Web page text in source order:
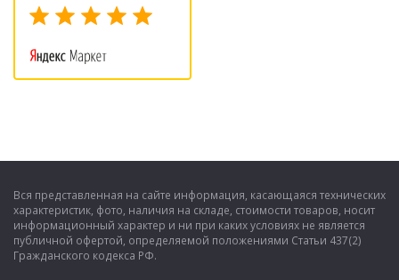
Вся представленная на сайте информация, касающаяся технических
характеристик, фото, наличия на складе, стоимости товаров, носит
информационный характер и ни при каких условиях не является
публичной офертой, определяемой положениями Статьи 437(2)
Гражданского кодекса РФ.